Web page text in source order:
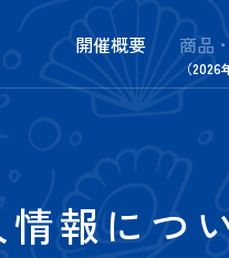
開催概要 商品
（
報につ